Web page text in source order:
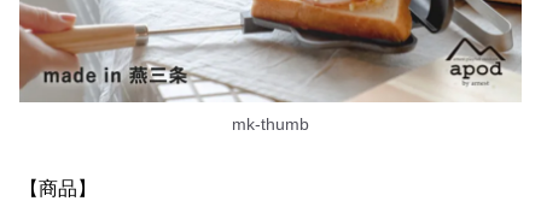
mk-thumb
【商品】